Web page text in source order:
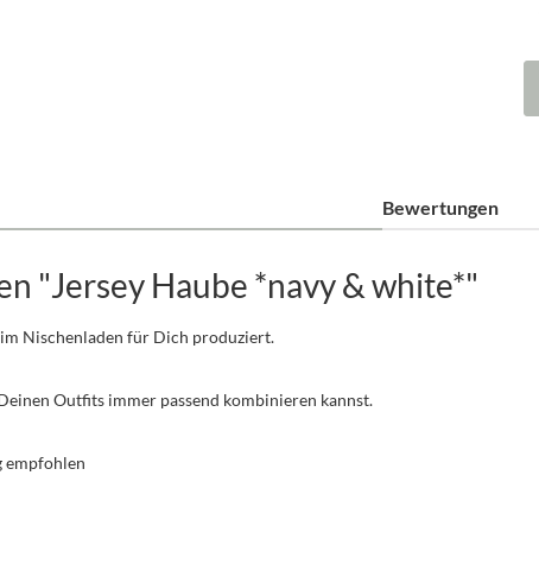
Bewertungen
"Jersey Haube *navy & white*"
Nischenladen für Dich produziert.
Outfits immer passend kombinieren kannst.
empfohlen